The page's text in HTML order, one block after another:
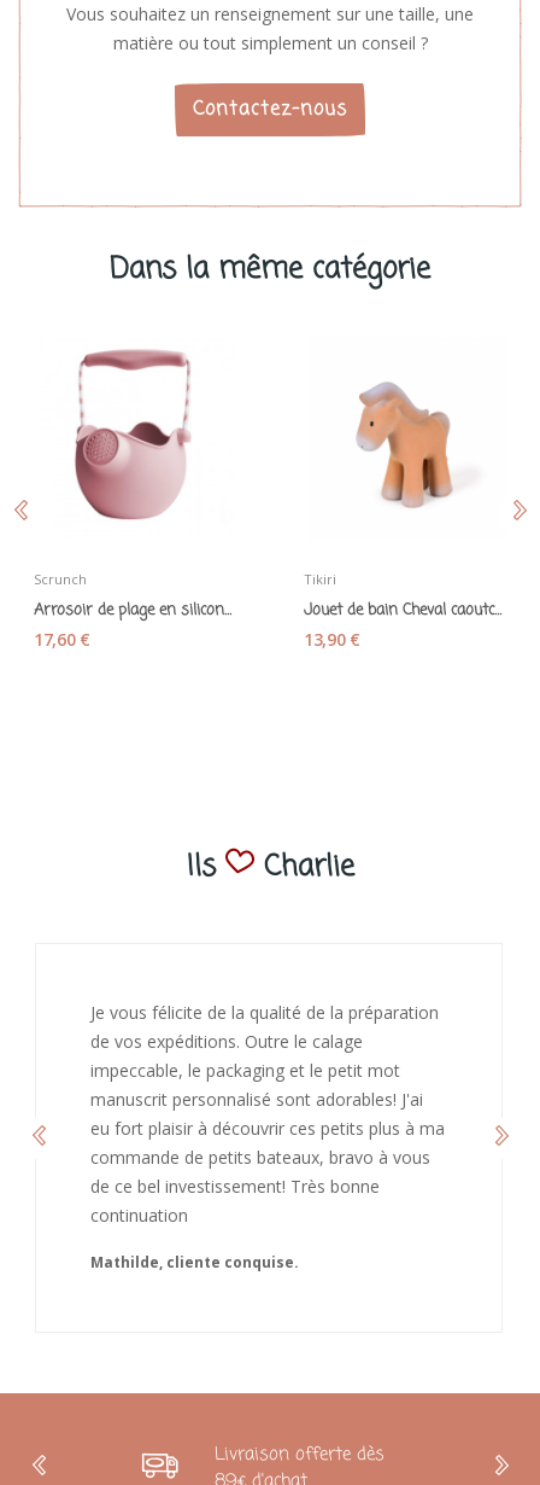
Vous souhaitez un renseignement sur une taille, une
matière ou tout simplement un conseil ?
Contactez-nous
Dans la même catégorie
Scrunch
Arrosoir de plage en silicone souple "Scrunch...
17,60 €
Tikiri
Jouet de bain Cheval caoutchouc naturel - Tikiri
13,90 €
Ils Charlie
J’ai adoré ouvrir ce paquet votre message est
bienveillant et fait plaisir. Je ne manquerai pas
de recommandé chez vous. Bonne
continuation et merci à vous.
Caroline
Livraison offerte dès